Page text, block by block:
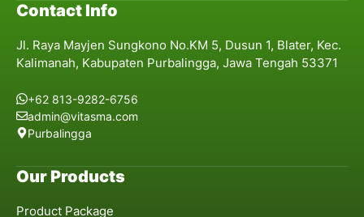
Contact Info
Jl. Raya Mayjen Sungkono No.KM 5, Dusun 1, Blater, Kec.
Kalimanah, Kabupaten Purbalingga, Jawa Tengah 53371
+62 813-9282-6756
admin@vitasma.com
Purbalingga
Our Products
Product Package